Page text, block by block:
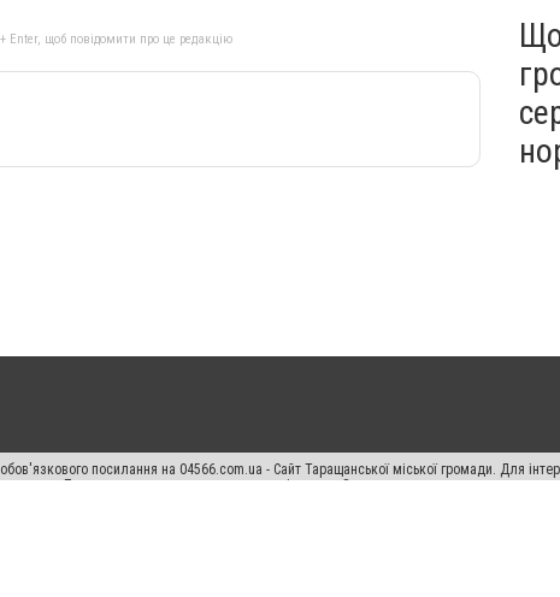
Enter, щоб повідомити про це редакцію
посилання на 04566.com.ua - Cайт Таращанської міської громади. Для
джерела. Порушення виняткових прав переслідується Законом.